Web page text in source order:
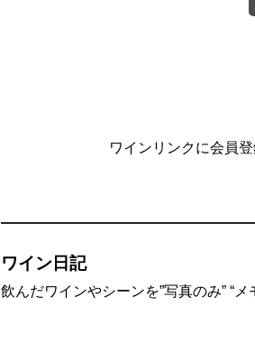
ワインリンクに会員
ワイン日記
飲んだワインやシーンを”写真のみ” “